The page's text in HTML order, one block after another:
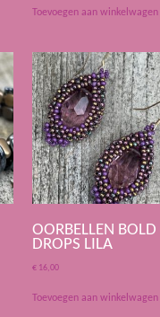
Toevoegen aan winkelwagen
OORBELLEN BOLD
DROPS LILA
€ 16,00
Toevoegen aan winkelwagen